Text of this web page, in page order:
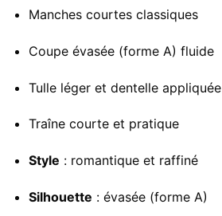
Manches courtes classiques
Coupe évasée (forme A) fluide
Tulle léger et dentelle appliquée
Traîne courte et pratique
Style : romantique et raffiné
Silhouette : évasée (forme A)